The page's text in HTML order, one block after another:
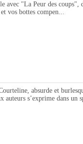
"La Peur des
vos bottes compen...
absurde et
s’exprime dans un